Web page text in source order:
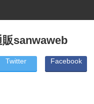
sanwaweb
Facebook
Twitter